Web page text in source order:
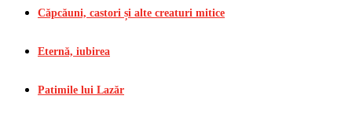
Căpcăuni, castori și alte creaturi mitice
Eternă, iubirea
Patimile lui Lazăr